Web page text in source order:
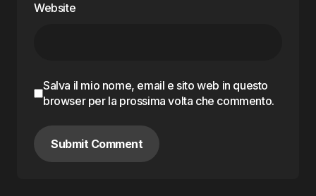
Website
Salva il mio nome, email e sito web in questo
browser per la prossima volta che commento.
Submit Comment